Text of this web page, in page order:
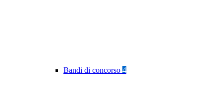
Bandi di concorso 4